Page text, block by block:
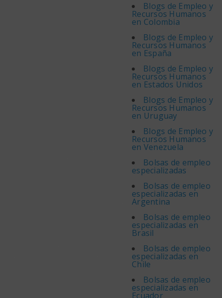
Blogs de Empleo y
Recursos Humanos
en Colombia
Blogs de Empleo y
Recursos Humanos
en España
Blogs de Empleo y
Recursos Humanos
en Estados Unidos
Blogs de Empleo y
Recursos Humanos
en Uruguay
Blogs de Empleo y
Recursos Humanos
en Venezuela
Bolsas de empleo
especializadas
Bolsas de empleo
especializadas en
Argentina
Bolsas de empleo
especializadas en
Brasil
Bolsas de empleo
especializadas en
Chile
Bolsas de empleo
especializadas en
Ecuador